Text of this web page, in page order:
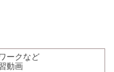
ークなど
動画